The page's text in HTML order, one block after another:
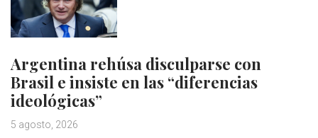
Argentina rehúsa disculparse con
Brasil e insiste en las “diferencias
ideológicas”
5 agosto, 2026